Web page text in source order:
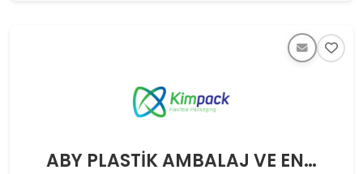
ABY PLASTİK AMBALAJ VE ENERJİ SAN. TİC. A.Ş.